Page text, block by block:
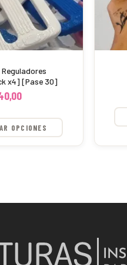
Reguladores
x4] [Pase 30]
OPCIONES
se
pueden
elegir
la
página
producto